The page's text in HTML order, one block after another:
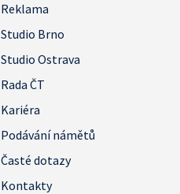
Reklama
Studio Brno
Studio Ostrava
Rada ČT
Kariéra
Podávání námětů
Časté dotazy
Kontakty